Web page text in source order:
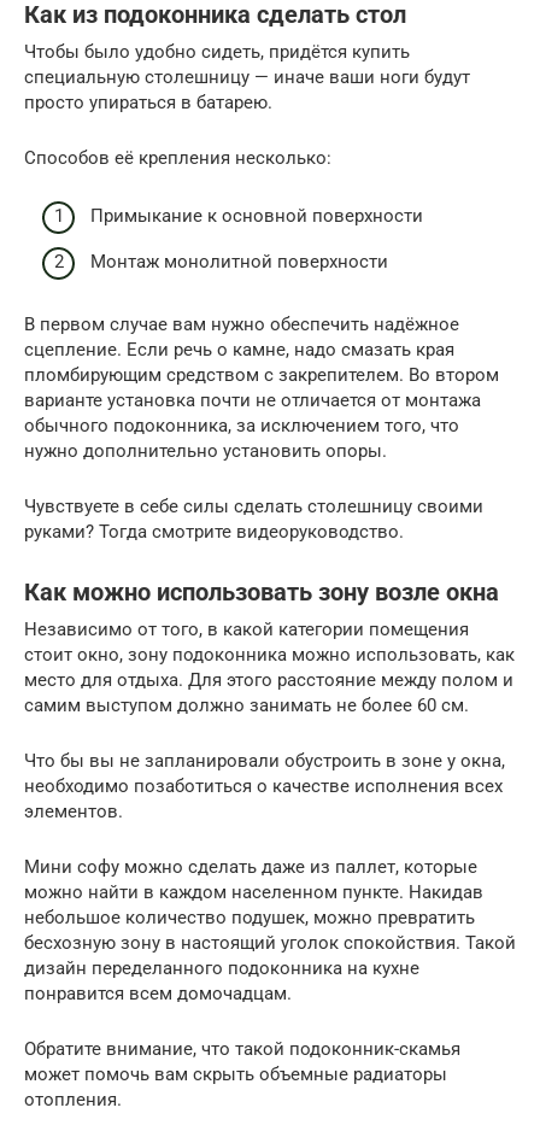
Как из подоконника сделать стол
Чтобы было удобно сидеть, придётся купить
специальную столешницу — иначе ваши ноги будут
просто упираться в батарею.
Способов её крепления несколько:
Примыкание к основной поверхности
Монтаж монолитной поверхности
В первом случае вам нужно обеспечить надёжное
сцепление. Если речь о камне, надо смазать края
пломбирующим средством с закрепителем. Во втором
варианте установка почти не отличается от монтажа
обычного подоконника, за исключением того, что
нужно дополнительно установить опоры.
Чувствуете в себе силы сделать столешницу своими
руками? Тогда смотрите видеоруководство.
Как можно использовать зону возле окна
Независимо от того, в какой категории помещения
стоит окно, зону подоконника можно использовать, как
место для отдыха. Для этого расстояние между полом и
самим выступом должно занимать не более 60 см.
Что бы вы не запланировали обустроить в зоне у окна,
необходимо позаботиться о качестве исполнения всех
элементов.
Мини софу можно сделать даже из паллет, которые
можно найти в каждом населенном пункте. Накидав
небольшое количество подушек, можно превратить
бесхозную зону в настоящий уголок спокойствия. Такой
дизайн переделанного подоконника на кухне
понравится всем домочадцам.
Обратите внимание, что такой подоконник-скамья
может помочь вам скрыть объемные радиаторы
отопления.